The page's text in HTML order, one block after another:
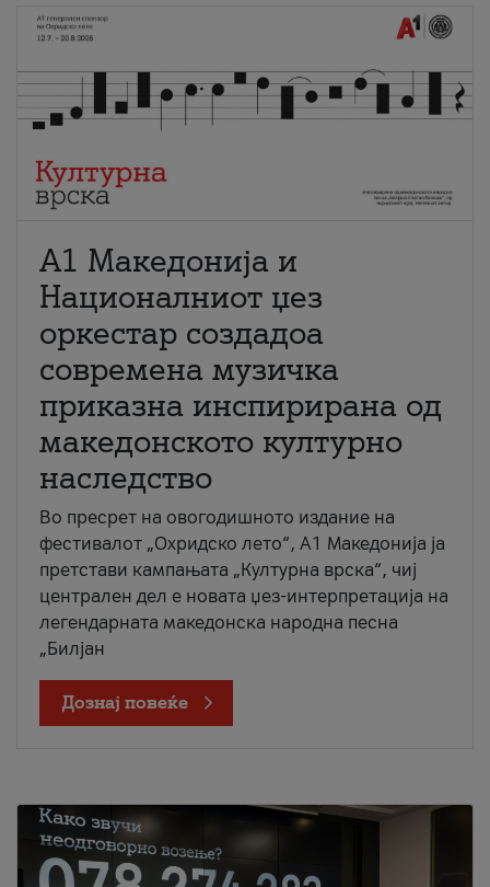
А1 Македонија и
Националниот џез
оркестар создадоа
современа музичка
приказна инспирирана од
македонското културно
наследство
Во пресрет на овогодишното издание на
фестивалот „Охридско лето“, А1 Македонија ја
претстави кампањата „Културна врска“, чиј
централен дел е новата џез-интерпретација на
легендарната македонска народна песна
„Билјан
Дознај повеќе